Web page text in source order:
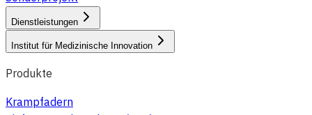
Dienstleistungen
Institut für Medizinische Innovation
Produkte
Krampfadern